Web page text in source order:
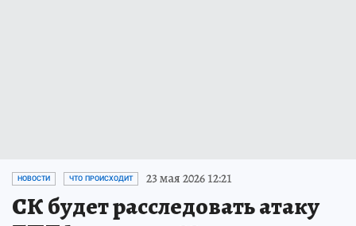
НОВОСТИ ЧТО ПРОИСХОДИТ 23 мая 2026 12:21
СК будет расследовать атаку